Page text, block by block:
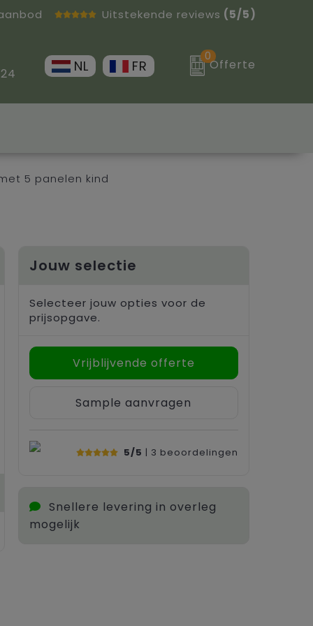
Uitstekende reviews (5/5)
NL FR
0
Offerte
5 panelen kind
Jouw selectie
Selecteer jouw opties voor de
prijsopgave.
Vrijblijvende offerte
Sample aanvragen
5/5 | 3 beoordelingen
Snellere levering in overleg
mogelijk